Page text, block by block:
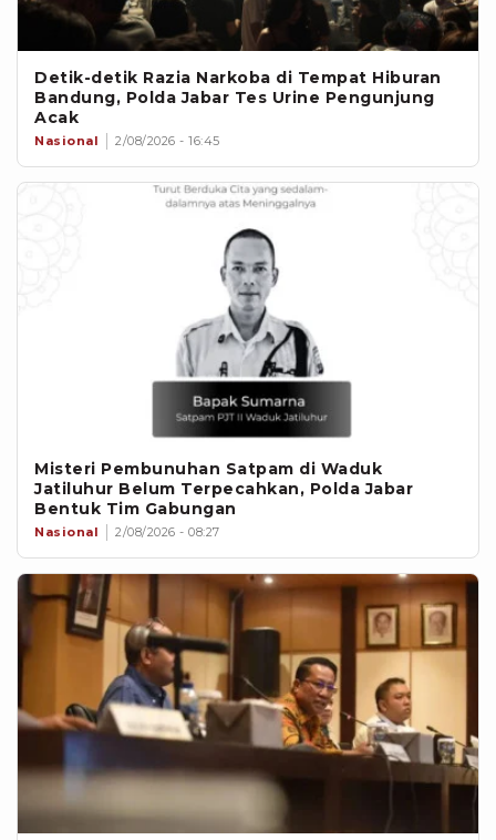
Detik-detik Razia Narkoba di Tempat Hiburan
Bandung, Polda Jabar Tes Urine Pengunjung
Acak
Nasional 2/08/2026 - 16:45
Misteri Pembunuhan Satpam di Waduk
Jatiluhur Belum Terpecahkan, Polda Jabar
Bentuk Tim Gabungan
Nasional 2/08/2026 - 08:27